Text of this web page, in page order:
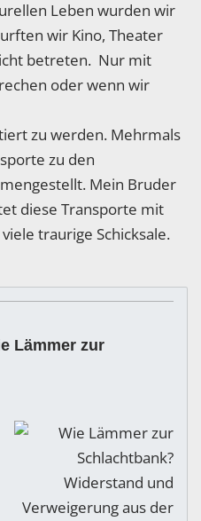
Leben wurden wir
wir Kino, Theater
betreten. Nur mit
oder wenn wir
zu werden. Mehrmals
zu den
Mein Bruder
diese Transporte mit
traurige Schicksale.
Lämmer zur